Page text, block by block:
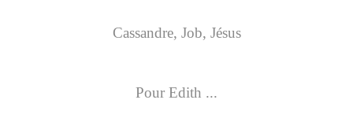
Cassandre, Job, Jésus
Pour Edith ...